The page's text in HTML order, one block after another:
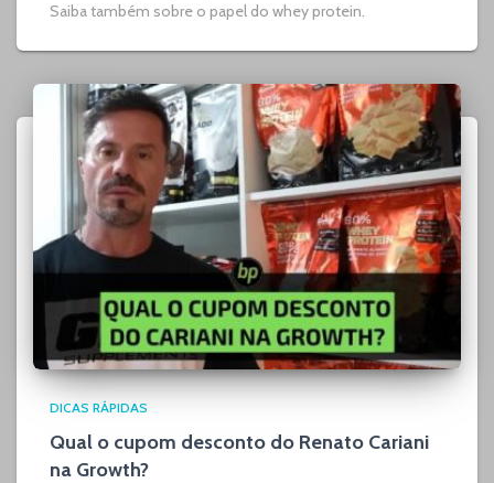
Saiba também sobre o papel do whey protein.
DICAS RÁPIDAS
Qual o cupom desconto do Renato Cariani
na Growth?